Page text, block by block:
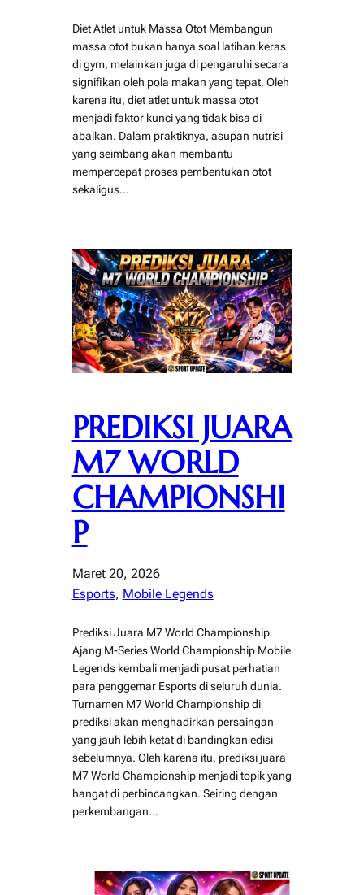
Diet Atlet untuk Massa Otot Membangun
massa otot bukan hanya soal latihan keras
di gym, melainkan juga di pengaruhi secara
signifikan oleh pola makan yang tepat. Oleh
karena itu, diet atlet untuk massa otot
menjadi faktor kunci yang tidak bisa di
abaikan. Dalam praktiknya, asupan nutrisi
yang seimbang akan membantu
mempercepat proses pembentukan otot
sekaligus…
PREDIKSI JUARA
M7 WORLD
CHAMPIONSHI
P
Maret 20, 2026
Esports, Mobile Legends
Prediksi Juara M7 World Championship
Ajang M-Series World Championship Mobile
Legends kembali menjadi pusat perhatian
para penggemar Esports di seluruh dunia.
Turnamen M7 World Championship di
prediksi akan menghadirkan persaingan
yang jauh lebih ketat di bandingkan edisi
sebelumnya. Oleh karena itu, prediksi juara
M7 World Championship menjadi topik yang
hangat di perbincangkan. Seiring dengan
perkembangan…